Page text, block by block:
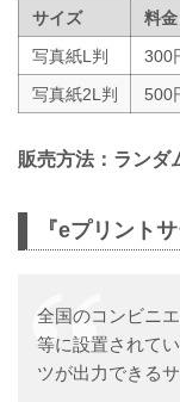
サイズ 料金
写真紙L判
300
写真紙2L判
500
販売方法：ランダ
『eプリント
全国のコンビニ
等に設置されて
ツが出力できる